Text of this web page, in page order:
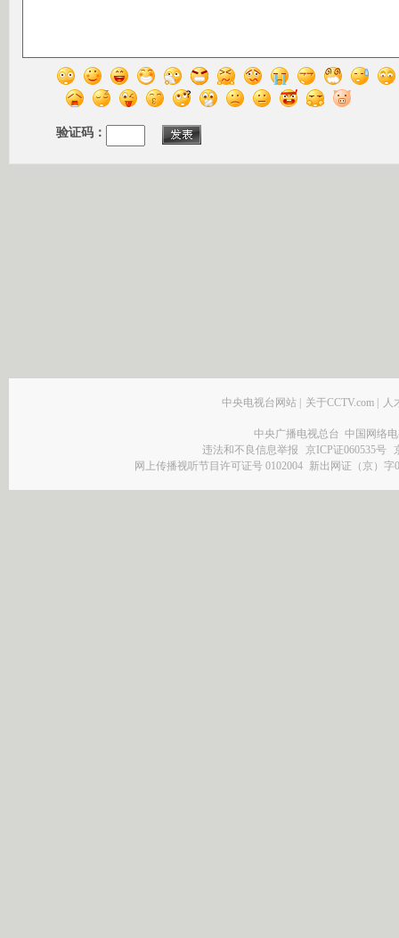
验证码：
中央电视台网站 关于CCTV.com 人
中央广播电视总台 中国网络
违法和不良信息举报
京ICP证060535号
网上传播视听节目许可证号 0102004 新出网证（京）